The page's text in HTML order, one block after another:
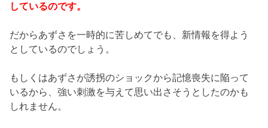
しているのです。
だからあずさを一時的に苦しめてでも、新情報を得よう
としているのでしょう。
もしくはあずさが誘拐のショックから記憶喪失に陥って
いるから、強い刺激を与えて思い出さそうとしたのかも
しれません。